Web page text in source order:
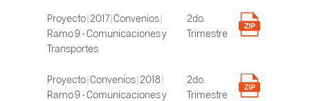
Proyecto | 2017 | Convenios |
Ramo 9 - Comunicaciones y
Transportes
2do.
Trimestre
Proyecto | Convenios | 2018 |
Ramo 9 - Comunicaciones y
2do.
Trimestre